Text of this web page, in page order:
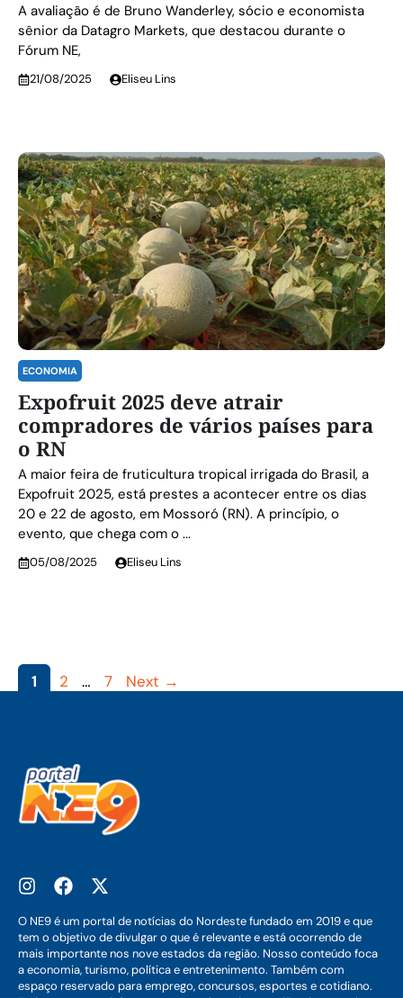
A avaliação é de Bruno Wanderley, sócio e economista
sênior da Datagro Markets, que destacou durante o
Fórum NE,
21/08/2025 Eliseu Lins
ECONOMIA
Expofruit 2025 deve atrair
compradores de vários países para
o RN
A maior feira de fruticultura tropical irrigada do Brasil, a
Expofruit 2025, está prestes a acontecer entre os dias
20 e 22 de agosto, em Mossoró (RN). A princípio, o
evento, que chega com o ...
05/08/2025 Eliseu Lins
Page
1 Page
2 … Page
7 Next →
O NE9 é um portal de notícias do Nordeste fundado em 2019 e que
tem o objetivo de divulgar o que é relevante e está ocorrendo de
mais importante nos nove estados da região. Nosso conteúdo foca
a economia, turismo, política e entretenimento. Também com
espaço reservado para emprego, concursos, esportes e cotidiano.